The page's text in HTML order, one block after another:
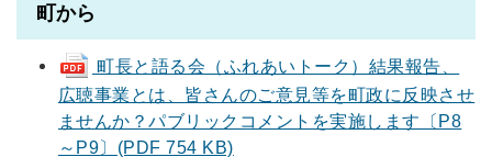
町から
町長と語る会（ふれあいトーク）結果報告、
広聴事業とは、皆さんのご意見等を町政に反映させ
ませんか？パブリックコメントを実施します〔P8
～P9〕(PDF 754 KB)